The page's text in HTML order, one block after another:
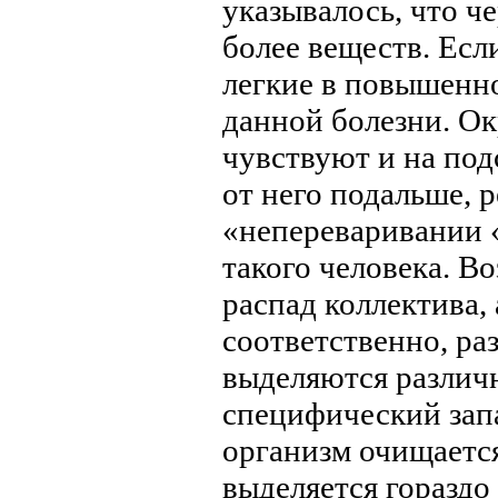
указывалось, что
более веществ.
легкие в
данной болезни.
чувствуют и на
от него подальше,
«непереваривании
такого человека.
распад
соответственно,
выделяются
специфический
организм
выделяется